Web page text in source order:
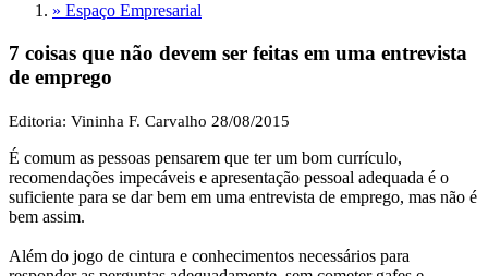
» Espaço Empresarial
7 coisas que não devem ser feitas em uma entrevista
de emprego
Editoria: Vininha F. Carvalho 28/08/2015
É comum as pessoas pensarem que ter um bom currículo,
recomendações impecáveis e apresentação pessoal adequada é o
suficiente para se dar bem em uma entrevista de emprego, mas não é
bem assim.
Além do jogo de cintura e conhecimentos necessários para